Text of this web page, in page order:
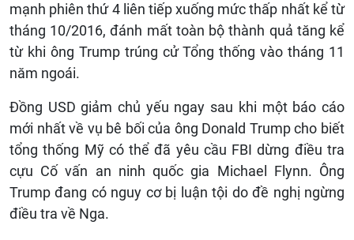
mạnh phiên thứ 4 liên tiếp xuống mức thấp nhất kể từ
tháng 10/2016, đánh mất toàn bộ thành quả tăng kể
từ khi ông Trump trúng cử Tổng thống vào tháng 11
năm ngoái.
Đồng USD giảm chủ yếu ngay sau khi một báo cáo
mới nhất về vụ bê bối của ông Donald Trump cho biết
tổng thống Mỹ có thể đã yêu cầu FBI dừng điều tra
cựu Cố vấn an ninh quốc gia Michael Flynn. Ông
Trump đang có nguy cơ bị luận tội do đề nghị ngừng
điều tra về Nga.